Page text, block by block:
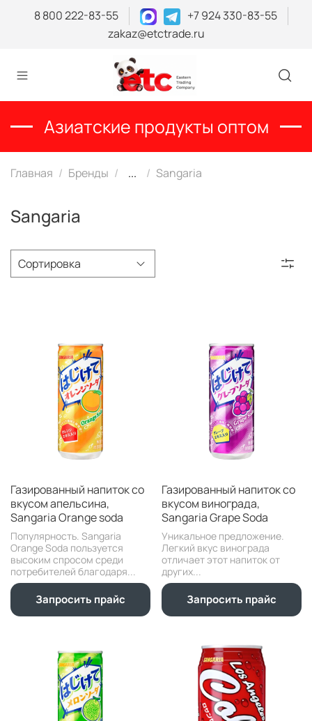
8 800 222-83-55
+7 924 330-83-55
zakaz@etctrade.ru
Азиатские продукты оптом
Главная Бренды ... Sangaria
Sangaria
Газированный напиток со
вкусом апельсина,
Sangaria Orange soda
Популярность. Sangaria
Orange Soda пользуется
высоким спросом среди
потребителей благодаря...
Запросить прайс
Газированный напиток со
вкусом винограда,
Sangaria Grape Soda
Уникальное предложение.
Легкий вкус винограда
отличает этот напиток от
других...
Запросить прайс